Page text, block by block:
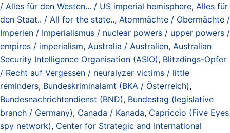
/ Alles für den Westen... / US imperial hemisphere, Alles für
den Staat.. / All for the state.., Atommächte / Obermächte /
Imperien / Imperialismus / nuclear powers / upper powers /
empires / imperialism, Australia / Australien, Australian
Security Intelligence Organisation (ASIO), Blitzdings-Opfer
/ Recht auf Vergessen / neuralyzer victims / little
reminders, Bundeskriminalamt (BKA / Österreich),
Bundesnachrichtendienst (BND), Bundestag (legislative
branch / Germany), Canada / Kanada, Capriccio (Five Eyes
spy network), Center for Strategic and International